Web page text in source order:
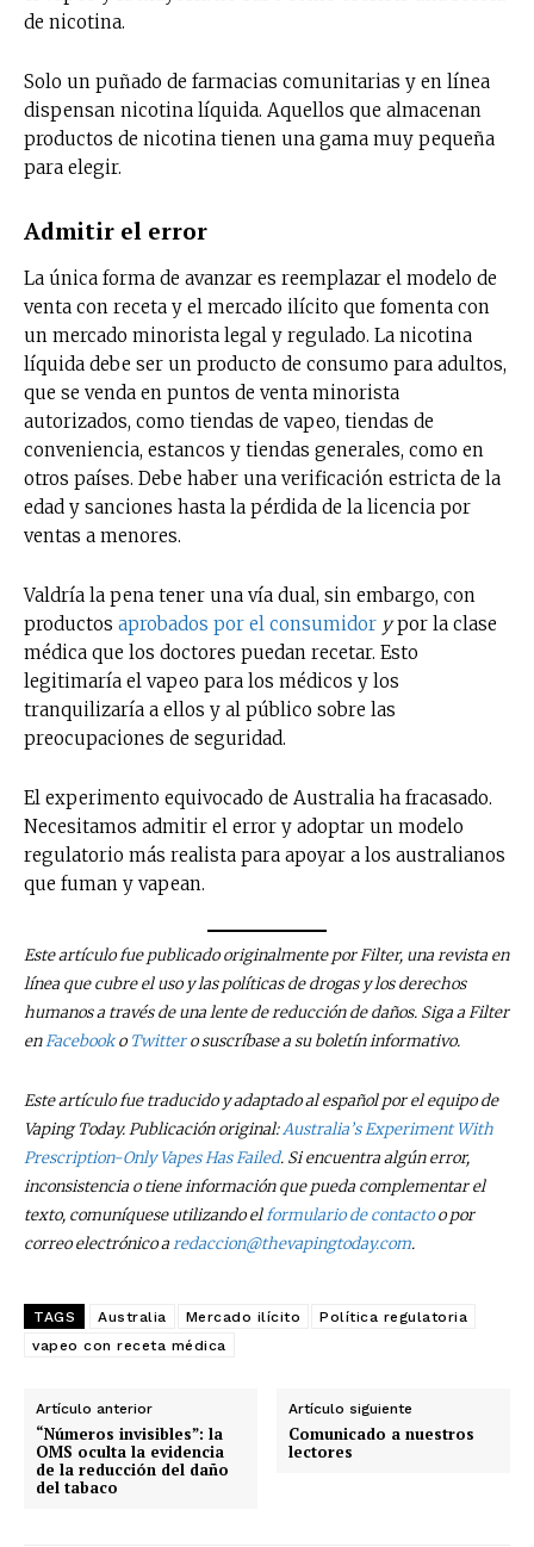
últimas noticias
Suscríbete a nuestro boletín diario y
recibe todas las noticias del vapeo y la
reducción de daños en tu correo
Subscribe to our daily clipping and
receive all the news of vaping and
tobacco harm reduction in your email.
SUBSCRIBIRSE
de nicotina.
Solo un puñado de farmacias comunitarias y en línea
dispensan nicotina líquida. Aquellos que almacenan
productos de nicotina tienen una gama muy pequeña
para elegir.
Admitir el error
La única forma de avanzar es reemplazar el modelo de
venta con receta y el mercado ilícito que fomenta con
un mercado minorista legal y regulado. La nicotina
líquida debe ser un producto de consumo para adultos,
que se venda en puntos de venta minorista
autorizados, como tiendas de vapeo, tiendas de
conveniencia, estancos y tiendas generales, como en
otros países. Debe haber una verificación estricta de la
edad y sanciones hasta la pérdida de la licencia por
ventas a menores.
Valdría la pena tener una vía dual, sin embargo, con
productos aprobados por el consumidor ypor la clase
médica que los doctores puedan recetar. Esto
legitimaría el vapeo para los médicos y los
tranquilizaría a ellos y al público sobre las
preocupaciones de seguridad.
El experimento equivocado de Australia ha fracasado.
Necesitamos admitir el error y adoptar un modelo
regulatorio más realista para apoyar a los australianos
que fuman y vapean.
Este artículo fue publicado originalmente por Filter, una revista en
línea que cubre el uso y las políticas de drogas y los derechos
humanos a través de una lente de reducción de daños. Siga a Filter
enFacebooko Twittero suscríbase a su boletín informativo.
Este artículo fue traducido y adaptado al español por el equipo de
Vaping Today. Publicación original:Australia’s Experiment With
Prescription-Only Vapes Has Failed. Si encuentra algún error,
inconsistencia o tiene información que pueda complementar el
texto, comuníquese utilizando elformulario de contactoo por
correo electrónico aredaccion@thevapingtoday.com.
TAGS Australia Mercado ilícito
Política regulatoria
vapeo con receta médica
Artículo anterior
“Números invisibles”: la
OMS oculta la evidencia
de la reducción del daño
del tabaco
Artículo siguiente
Comunicado a nuestros
lectores